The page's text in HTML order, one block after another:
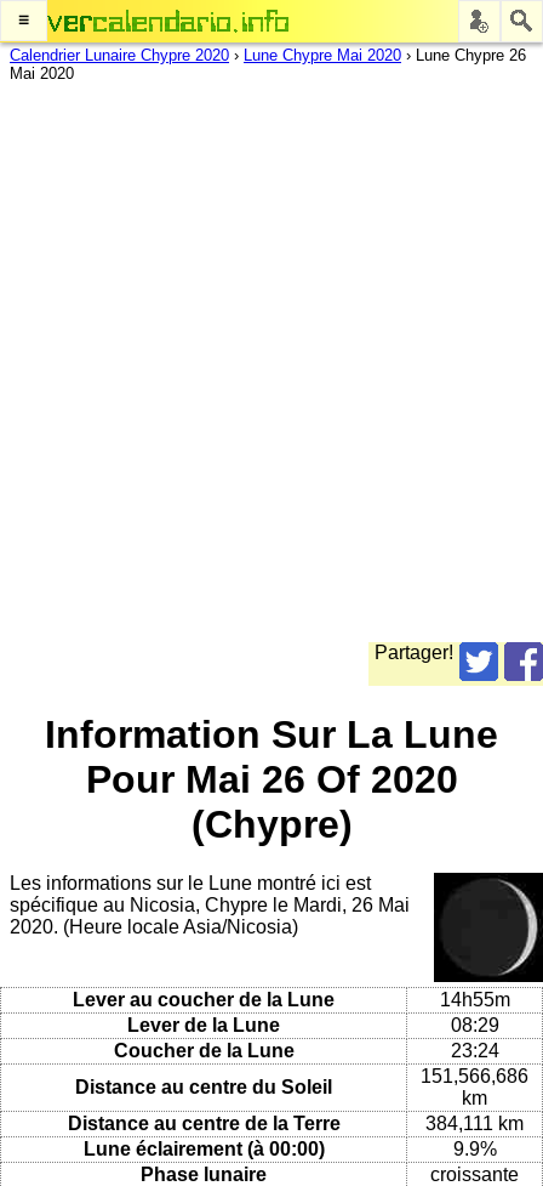
≡
Calendrier Lunaire Chypre 2020 › Lune Chypre Mai 2020 › Lune Chypre 26
Mai 2020
Partager!
Information Sur La Lune
Pour Mai 26 Of 2020
(Chypre)
Les informations sur le Lune montré ici est
spécifique au Nicosia, Chypre le Mardi, 26 Mai
2020. (Heure locale Asia/Nicosia)
Lever au coucher de la Lune
14h55m
Lever de la Lune
08:29
Coucher de la Lune
23:24
Distance au centre du Soleil
151,566,686
km
Distance au centre de la Terre
384,111 km
Lune éclairement (à 00:00)
9.9%
Phase lunaire
croissante